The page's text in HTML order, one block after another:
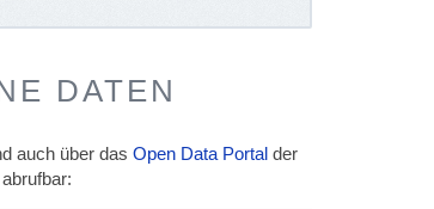
DATEN
auch über dasOpen Data Portal der